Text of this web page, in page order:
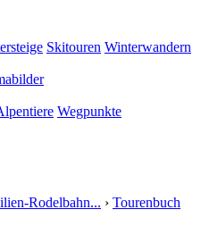
Skitouren Winterwandern
Wegpunkte
Rodelbahn... › Tourenbuch